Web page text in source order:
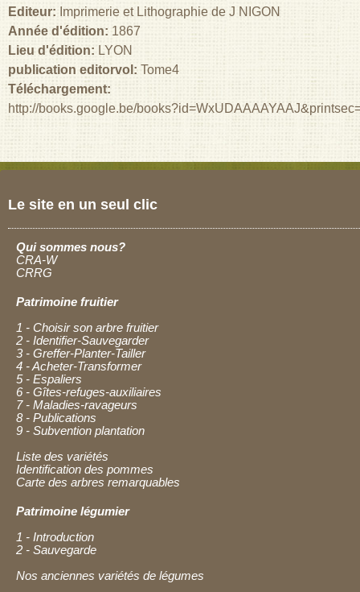
Editeur: Imprimerie et Lithographie de J NIGON
Année d'édition: 1867
Lieu d'édition: LYON
publication editorvol: Tome4
Téléchargement:
http://books.google.be/
Le site en un seul clic
Qui sommes nous?
CRA-W
CRRG
Patrimoine fruitier
1 - Choisir son arbre fruitier
2 - Identifier-Sauvegarder
3 - Greffer-Planter-Tailler
4 - Acheter-Transformer
5 - Espaliers
6 - Gîtes-refuges-auxiliaires
7 - Maladies-ravageurs
8 - Publications
9 - Subvention plantation
Liste des variétés
Identification des pommes
Carte des arbres remarquables
Patrimoine légumier
1 - Introduction
2 - Sauvegarde
Nos anciennes variétés de légumes